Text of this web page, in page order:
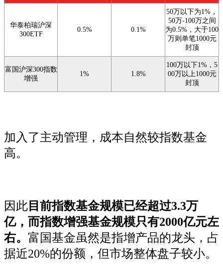
华泰柏瑞沪深
300ETF
0.5% 0.1%
50万以下为1%，
50万-100万之间
为0.5%，大于100
万则单笔1000元
封顶
富国沪深300指数
增强
1% 1.8%
100万以下1%，5
00万以上1000元
封顶
加入了主动管理，成本自然较指数基金
高。
因此 目前指数基金规模已经超过3.3万
亿，而指数增强基金规模只有2000亿元左
右。 富国基金虽然是指增产品的龙头，占
据近20%的份额，但市场整体盘子较小。